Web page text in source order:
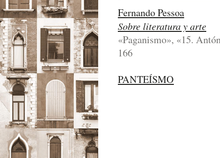
Fernando Pessoa
Sobre literatura y arte
«Paganismo», «15.
166
PANTEÍSMO